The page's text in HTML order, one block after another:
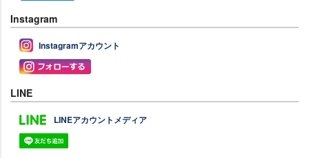
Instagram
Instagramアカウント
LINE
LINEアカウントメディア